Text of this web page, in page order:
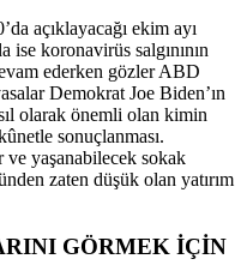
açıklayacağı ekim ayı
koronavirüs salgınının
ederken gözler ABD
Demokrat Joe Biden’ın
olarak önemli olan kimin
sonuçlanması.
yaşanabilecek sokak
zaten düşük olan yatırım
GÖRMEK İÇİN